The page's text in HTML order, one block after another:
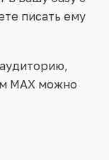
писать ему
MAX можно